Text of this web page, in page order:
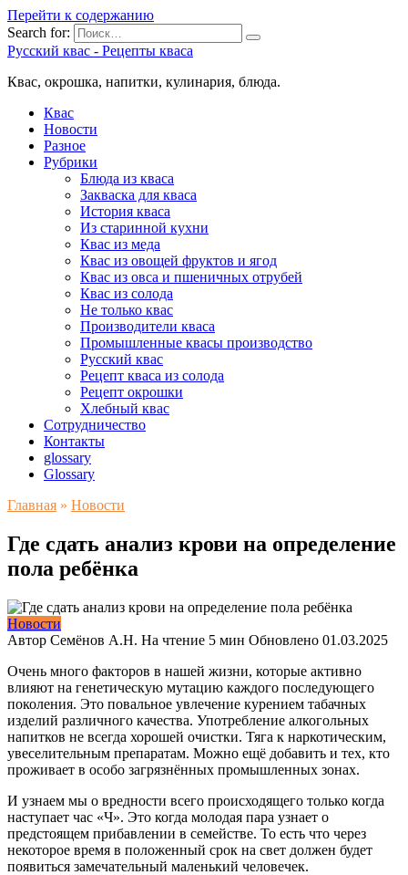
Перейти к содержанию
Search for:
Русский квас - Рецепты кваса
Квас, окрошка, напитки, кулинария, блюда.
Квас
Новости
Разное
Рубрики
Блюда из кваса
Закваска для кваса
История кваса
Из старинной кухни
Квас из меда
Квас из овощей фруктов и ягод
Квас из овса и пшеничных отрубей
Квас из солода
Не только квас
Производители кваса
Промышленные квасы производство
Русский квас
Рецепт кваса из солода
Рецепт окрошки
Хлебный квас
Сотрудничество
Контакты
glossary
Glossary
Главная » Новости
Где сдать анализ крови на определение
пола ребёнка
Новости
Автор Семёнов А.Н. На чтение 5 мин Обновлено 01.03.2025
Очень много факторов в нашей жизни, которые активно
влияют на генетическую мутацию каждого последующего
поколения. Это повальное увлечение курением табачных
изделий различного качества. Употребление алкогольных
напитков не всегда хорошей очистки. Тяга к наркотическим,
увеселительным препаратам. Можно ещё добавить и тех, кто
проживает в особо загрязнённых промышленных зонах.
И узнаем мы о вредности всего происходящего только когда
наступает час «Ч». Это когда молодая пара узнает о
предстоящем прибавлении в семействе. То есть что через
некоторое время в положенный срок на свет должен будет
появиться замечательный маленький человечек.